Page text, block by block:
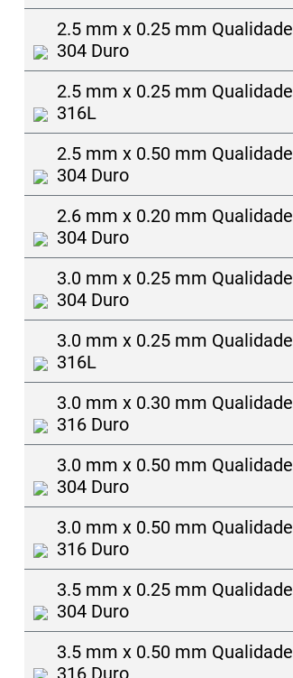
2.5 mm x 0.25 mm Qualidade
304 Duro
2.5 mm x 0.25 mm Qualidade
316L
2.5 mm x 0.50 mm Qualidade
304 Duro
2.6 mm x 0.20 mm Qualidade
304 Duro
3.0 mm x 0.25 mm Qualidade
304 Duro
3.0 mm x 0.25 mm Qualidade
316L
3.0 mm x 0.30 mm Qualidade
316 Duro
3.0 mm x 0.50 mm Qualidade
304 Duro
3.0 mm x 0.50 mm Qualidade
316 Duro
3.5 mm x 0.25 mm Qualidade
304 Duro
3.5 mm x 0.50 mm Qualidade
316 Duro